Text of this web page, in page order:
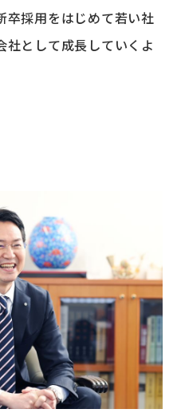
卒採用をはじめて若い社
社として成長していくよ